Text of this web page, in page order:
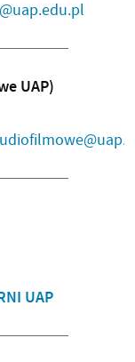
edu.pl
UAP)
UAP